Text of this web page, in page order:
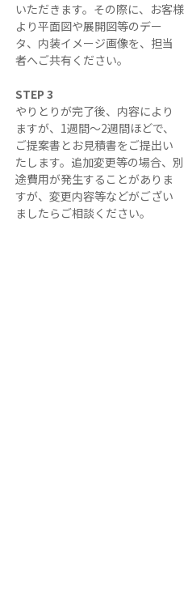
いただきます。その際に、お客様
より平面図や展開図等のデー
タ、内装イメージ画像を、担当
者へご共有ください。
STEP 3
やりとりが完了後、内容により
ますが、1週間〜2週間ほどで、
ご提案書とお見積書をご提出い
たします。追加変更等の場合、別
途費用が発生することがありま
すが、変更内容等などがござい
ましたらご相談ください。